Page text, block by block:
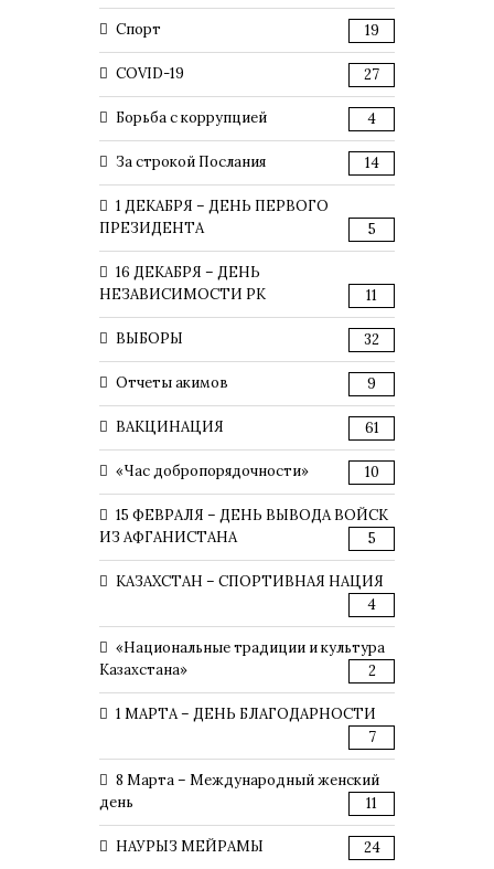
Спорт 19
COVID-19 27
Борьба с коррупцией 4
За строкой Послания 14
1 ДЕКАБРЯ – ДЕНЬ ПЕРВОГО
ПРЕЗИДЕНТА
5
16 ДЕКАБРЯ – ДЕНЬ
НЕЗАВИСИМОСТИ РК
11
ВЫБОРЫ 32
Отчеты акимов 9
ВАКЦИНАЦИЯ 61
«Час добропорядочности» 10
15 ФЕВРАЛЯ – ДЕНЬ ВЫВОДА ВОЙСК
ИЗ АФГАНИСТАНА
5
КАЗАХСТАН – СПОРТИВНАЯ НАЦИЯ
4
«Национальные традиции и культура
Казахстана»
2
1 МАРТА – ДЕНЬ БЛАГОДАРНОСТИ
7
8 Марта – Международный женский
день
11
НАУРЫЗ МЕЙРАМЫ 24